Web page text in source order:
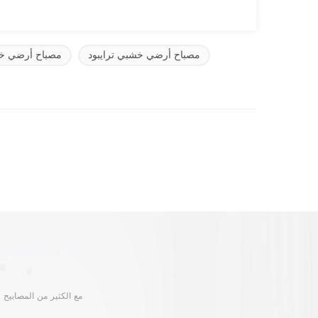
مصباح أرضي مصباح أرضي خشبي ترايبود
مع الكثير من المصابيح